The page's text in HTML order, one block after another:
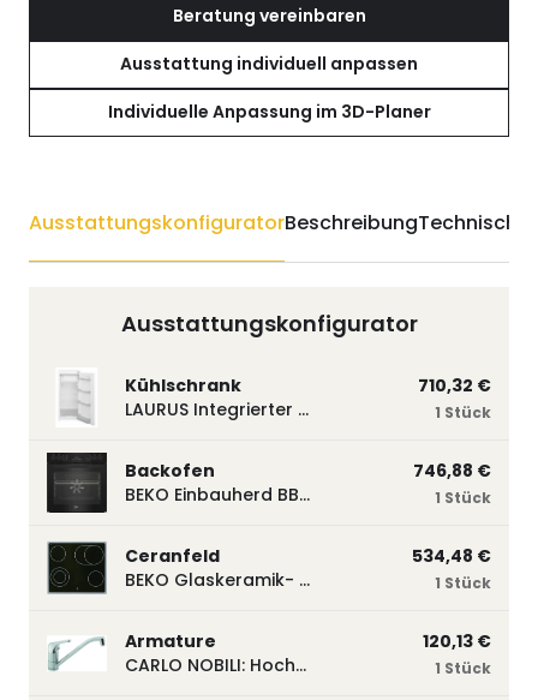
Beratung vereinbaren
Ausstattung individuell anpassen
Individuelle Anpassung im 3D-Planer
AusstattungskonfiguratorBeschreibungTechnische
Ausstattungskonfigurator
Kühlschrank
LAURUS Integrierter Kühlautomat LKG122E LKG122E
710,32 €
1 Stück
Backofen
BEKO Einbauherd BBUM113N2B mit Hydrolyse, Schwarz BBUM113N2B
746,88 €
1 Stück
Ceranfeld
BEKO Glaskeramik- Strahlungskochfeld EH 9641 XHN, herdgebunden EH9641XHN
534,48 €
1 Stück
Armature
CARLO NOBILI: Hochdruck- Einhebelmischbatterie Blue, Mischbatterie verchromt 17770
120,13 €
1 Stück